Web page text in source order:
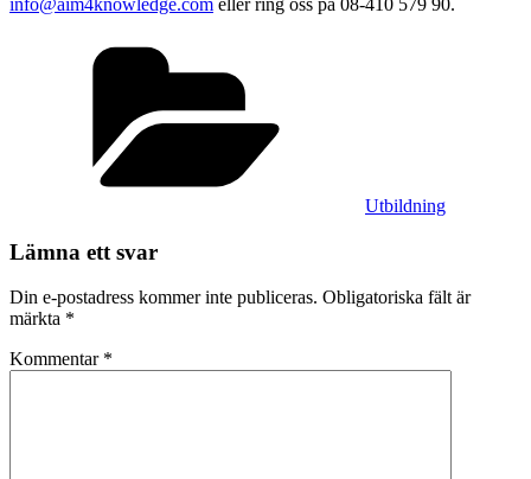
Utbildning
Lämna ett svar
Din e-postadress kommer inte publiceras. Obligatoriska fält är
märkta *
Kommentar *